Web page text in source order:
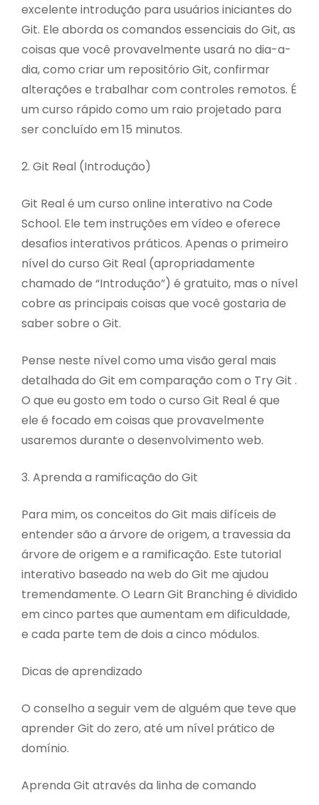
excelente introdução para usuários iniciantes do
Git. Ele aborda os comandos essenciais do Git, as
coisas que você provavelmente usará no dia-a-
dia, como criar um repositório Git, confirmar
alterações e trabalhar com controles remotos. É
um curso rápido como um raio projetado para
ser concluído em 15 minutos.
2. Git Real (Introdução)
Git Real é um curso online interativo na Code
School. Ele tem instruções em vídeo e oferece
desafios interativos práticos. Apenas o primeiro
nível do curso Git Real (apropriadamente
chamado de “Introdução”) é gratuito, mas o nível
cobre as principais coisas que você gostaria de
saber sobre o Git.
Pense neste nível como uma visão geral mais
detalhada do Git em comparação com o Try Git .
O que eu gosto em todo o curso Git Real é que
ele é focado em coisas que provavelmente
usaremos durante o desenvolvimento web.
3. Aprenda a ramificação do Git
Para mim, os conceitos do Git mais difíceis de
entender são a árvore de origem, a travessia da
árvore de origem e a ramificação. Este tutorial
interativo baseado na web do Git me ajudou
tremendamente. O Learn Git Branching é dividido
em cinco partes que aumentam em dificuldade,
e cada parte tem de dois a cinco módulos.
Dicas de aprendizado
O conselho a seguir vem de alguém que teve que
aprender Git do zero, até um nível prático de
domínio.
Aprenda Git através da linha de comando